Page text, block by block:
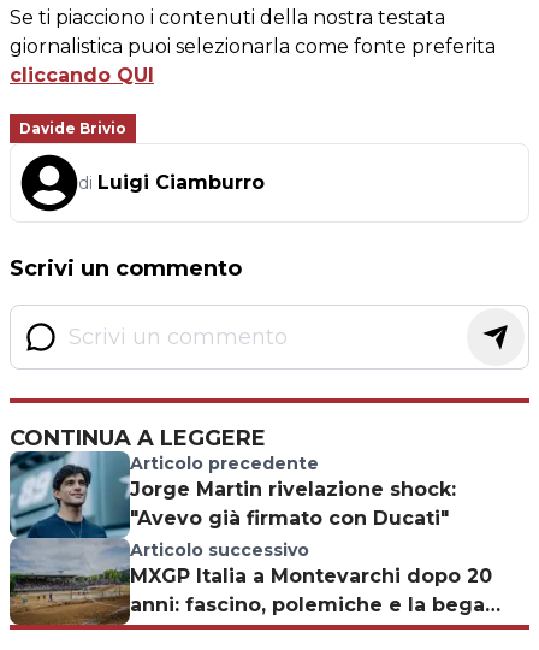
Se ti piacciono i contenuti della nostra testata
giornalistica puoi selezionarla come fonte preferita
cliccando QUI
Davide Brivio
di Luigi Ciamburro
Scrivi un commento
CONTINUA A LEGGERE
Articolo precedente
Jorge Martin rivelazione shock:
"Avevo già firmato con Ducati"
Articolo successivo
MXGP Italia a Montevarchi dopo 20
anni: fascino, polemiche e la bega
MotoGP